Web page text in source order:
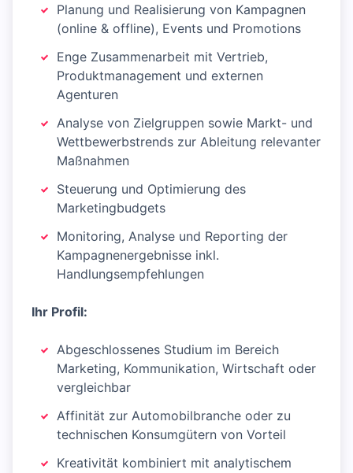
Planung und Realisierung von Kampagnen
(online & offline), Events und Promotions
Enge Zusammenarbeit mit Vertrieb,
Produktmanagement und externen
Agenturen
Analyse von Zielgruppen sowie Markt- und
Wettbewerbstrends zur Ableitung relevanter
Maßnahmen
Steuerung und Optimierung des
Marketingbudgets
Monitoring, Analyse und Reporting der
Kampagnenergebnisse inkl.
Handlungsempfehlungen
Ihr Profil:
Abgeschlossenes Studium im Bereich
Marketing, Kommunikation, Wirtschaft oder
vergleichbar
Affinität zur Automobilbranche oder zu
technischen Konsumgütern von Vorteil
Kreativität kombiniert mit analytischem